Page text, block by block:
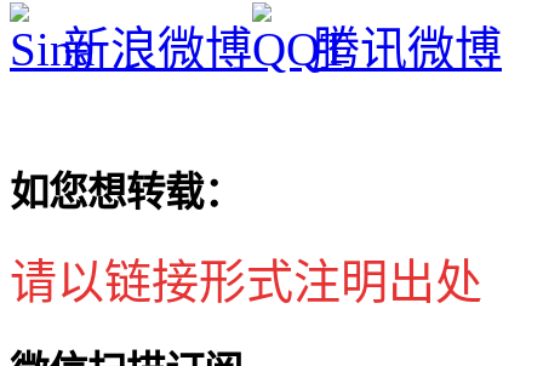
新浪微博 腾讯微博
如您想转载：
请以链接形式注明出处